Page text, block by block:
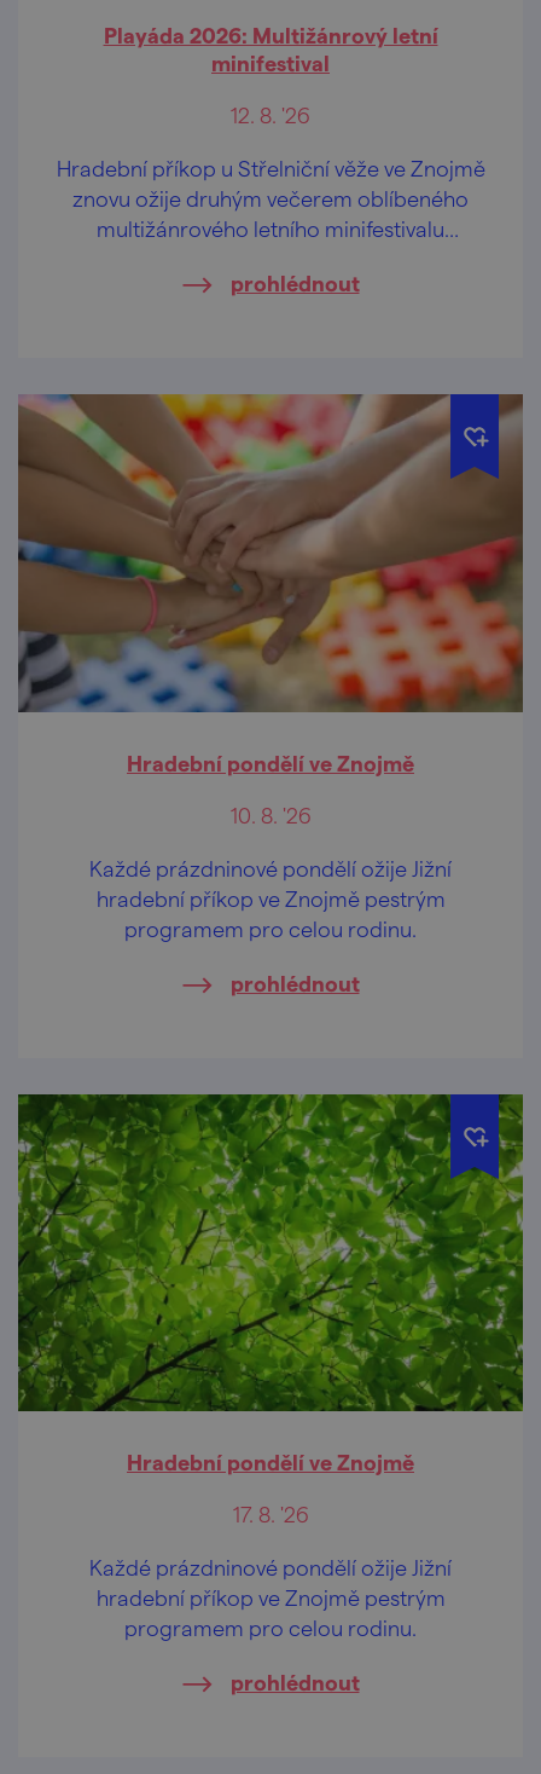
Playáda 2026: Multižánrový letní
minifestival
12. 8. '26
Hradební příkop u Střelniční věže ve Znojmě
znovu ožije druhým večerem oblíbeného
multižánrového letního minifestivalu
prohlédnout
Hradební pondělí ve Znojmě
10. 8. '26
Každé prázdninové pondělí ožije Jižní
hradební příkop ve Znojmě pestrým
programem pro celou rodinu.
prohlédnout
Hradební pondělí ve Znojmě
17. 8. '26
Každé prázdninové pondělí ožije Jižní
hradební příkop ve Znojmě pestrým
programem pro celou rodinu.
prohlédnout